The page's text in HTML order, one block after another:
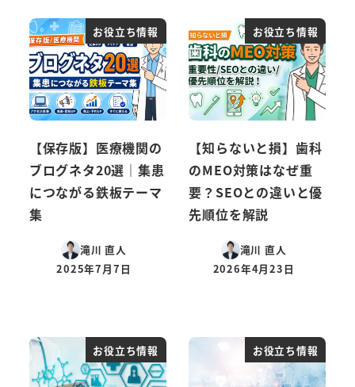
お役立ち情報
【保存版】医療機関の
ブログネタ20選｜集患
につながる鉄板テーマ
集
滝川 直人
投稿日
2025年7月7日
お役立ち情報
【知らないと損】歯科
のMEO対策はなぜ重
要？SEOとの違いと優
先順位を解説
滝川 直人
投稿日
2026年4月23日
お役立ち情報 お役立ち情報